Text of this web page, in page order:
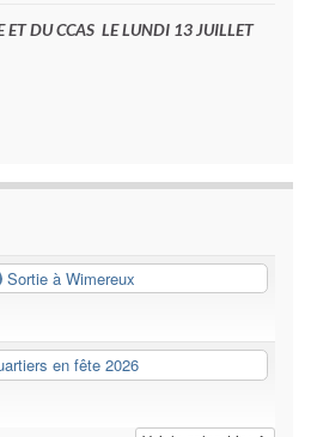
ET DU CCAS LE LUNDI 13 JUILLET
Sortie à Wimereux
en fête 2026